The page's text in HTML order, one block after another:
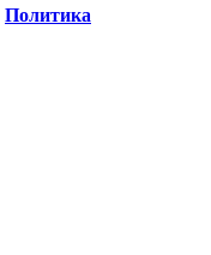
Политика